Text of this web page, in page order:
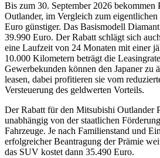
Bis zum 30. September 2026 bekommen
Outlander, im Vergleich zum
Euro günstiger. Das Basismodell
39.990 Euro. Der Rabatt schlägt sich
eine Laufzeit von 24 Monaten mit einer
10.000 Kilometern beträgt die
Gewerbekunden können den Japaner zu
leasen, dabei profitieren sie vom
Versteuerung des geldwerten Vorteils.
Der Rabatt für den Mitsubishi Outlander
unabhängig von der staatlichen
Fahrzeuge. Je nach Familienstand und
erfolgreicher Beantragung der Prämie
das SUV kostet dann 35.490 Euro.